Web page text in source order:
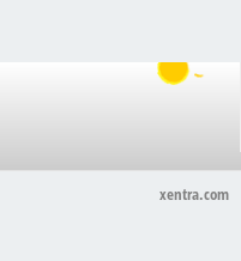
xentra.com